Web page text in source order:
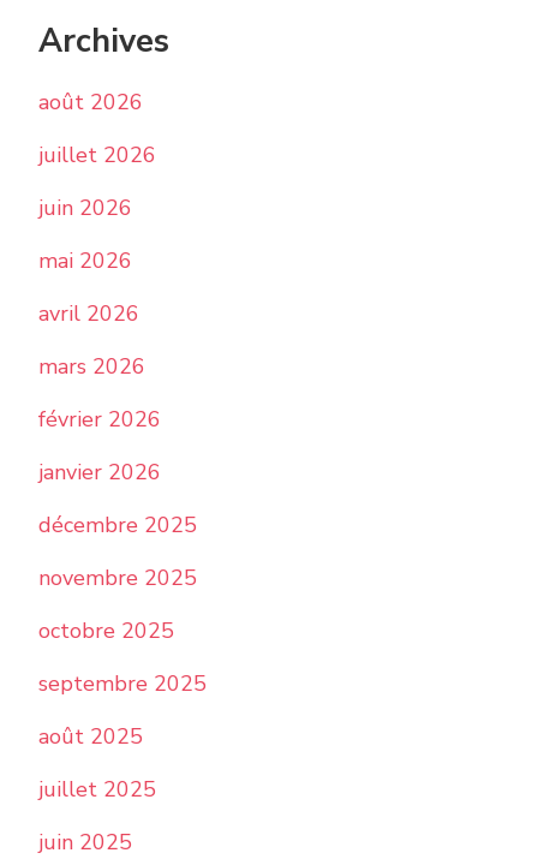
Archives
août 2026
juillet 2026
juin 2026
mai 2026
avril 2026
mars 2026
février 2026
janvier 2026
décembre 2025
novembre 2025
octobre 2025
septembre 2025
août 2025
juillet 2025
juin 2025